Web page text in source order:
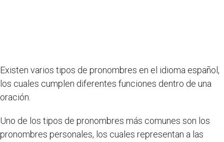
Existen varios tipos de pronombres en el idioma español,
los cuales cumplen diferentes funciones dentro de una
oración.
Uno de los tipos de pronombres más comunes son los
pronombres personales, los cuales representan a las